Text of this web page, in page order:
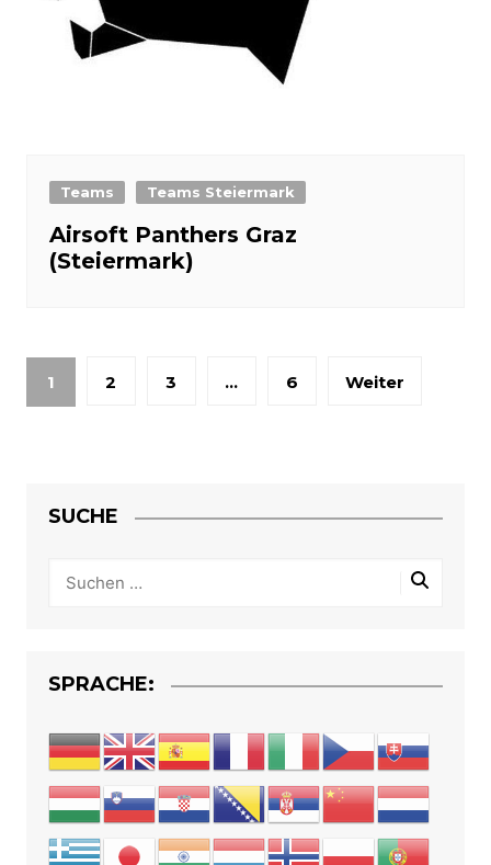
Teams Teams Steiermark
Airsoft Panthers Graz
(Steiermark)
Seitennummerierung
der
1 2 3 … 6 Weiter
SUCHE
SPRACHE: